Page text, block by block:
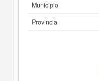
Municipio
Provincia